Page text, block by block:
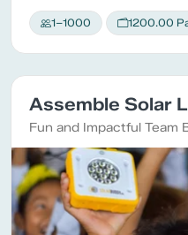
1–1000 1200.00